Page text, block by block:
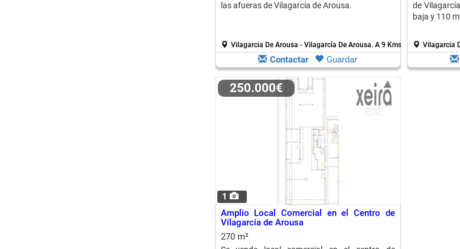
las afueras de Vilagarcía de Arousa.
Vilagarcia De Arousa - Vilagarcía De Arousa. A 9 Kms. de Isla De Arosa
Contactar Guardar
de
baja y 110
Vilagarcia
1
250.000€
Amplio Local Comercial en el Centro de
Vilagarcía de Arousa
270 m²